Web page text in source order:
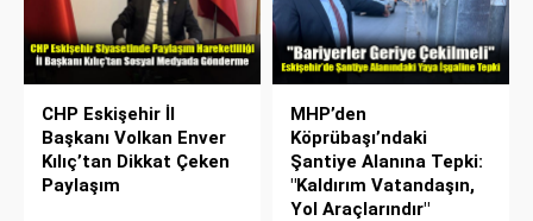
CHP Eskişehir İl
Başkanı Volkan Enver
Kılıç’tan Dikkat Çeken
Paylaşım
MHP’den
Köprübaşı’ndaki
Şantiye Alanına Tepki:
"Kaldırım Vatandaşın,
Yol Araçlarındır"